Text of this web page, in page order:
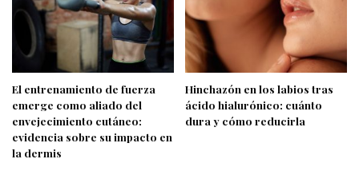
El entrenamiento de fuerza
emerge como aliado del
envejecimiento cutáneo:
evidencia sobre su impacto en
la dermis
Hinchazón en los labios tras
ácido hialurónico: cuánto
dura y cómo reducirla